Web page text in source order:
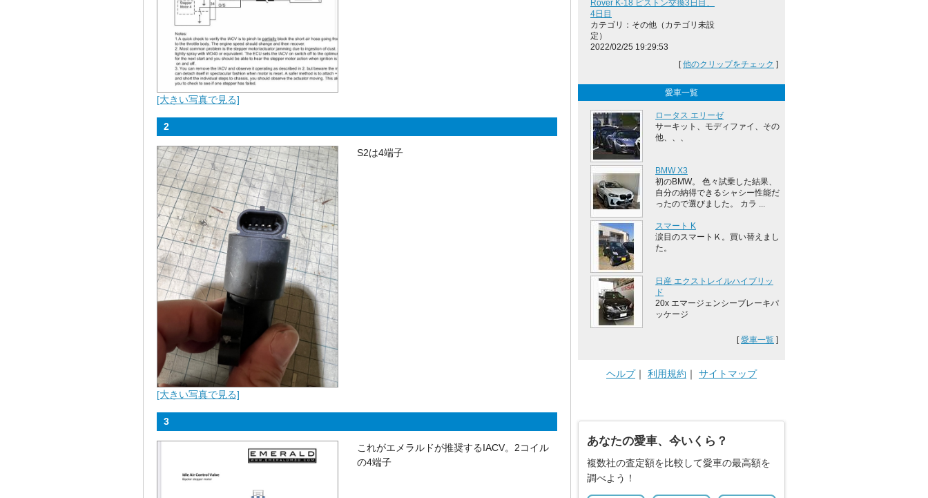
[大きい写真で見る]
2
[大きい写真で見る]
S2は4端子
3
これがエメラルドが推奨するIACV。2コイル
の4端子
Rover K-18 ピストン交換3日目、
4日目
カテゴリ：その他（カテゴリ未設
定）
2022/02/25 19:29:53
[他のクリップをチェック ]
愛車一覧
ロータス エリーゼ
サーキット、モディファイ、その
他、、、
BMW X3
初のBMW。 色々試乗した結果、
自分の納得できるシャシー性能だ
ったので選びました。 カラ ...
スマート K
涙目のスマートＫ。買い替えまし
た。
日産 エクストレイルハイブリッ
ド
20x エマージェンシーブレーキパ
ッケージ
[愛車一覧 ]
ヘルプ｜ 利用規約 ｜ サイトマップ
あなたの愛車、今いくら？
複数社の査定額を比較して愛車の最高額を
調べよう！